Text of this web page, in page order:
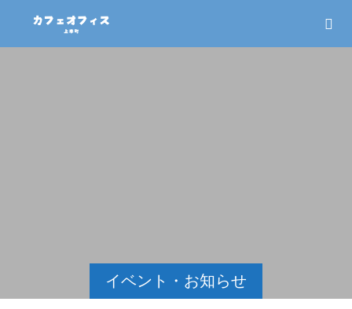
イベント・お知らせ